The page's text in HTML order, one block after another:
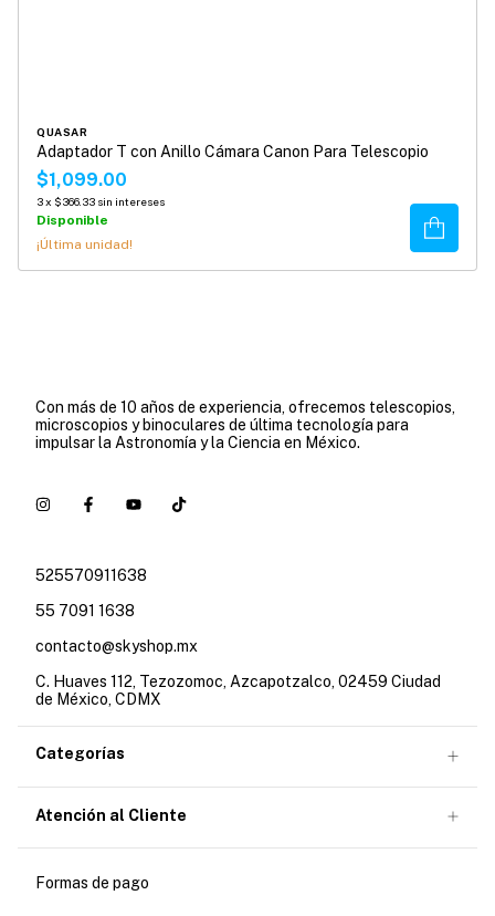
QUASAR
Adaptador T con Anillo Cámara Canon Para Telescopio
$1,099.00
3x $366.33 sin intereses
Disponible
¡Última unidad!
Comprar
Con más de 10 años de experiencia, ofrecemos telescopios,
microscopios y binoculares de última tecnología para
impulsar la Astronomía y la Ciencia en México.
525570911638
55 7091 1638
contacto@skyshop.mx
C. Huaves 112, Tezozomoc, Azcapotzalco, 02459 Ciudad
de México, CDMX
Categorías
Atención al Cliente
Formas de pago